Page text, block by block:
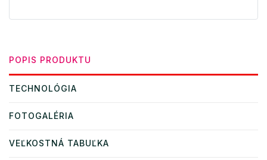
POPIS PRODUKTU
TECHNOLÓGIA
FOTOGALÉRIA
VEĽKOSTNÁ TABUĽKA